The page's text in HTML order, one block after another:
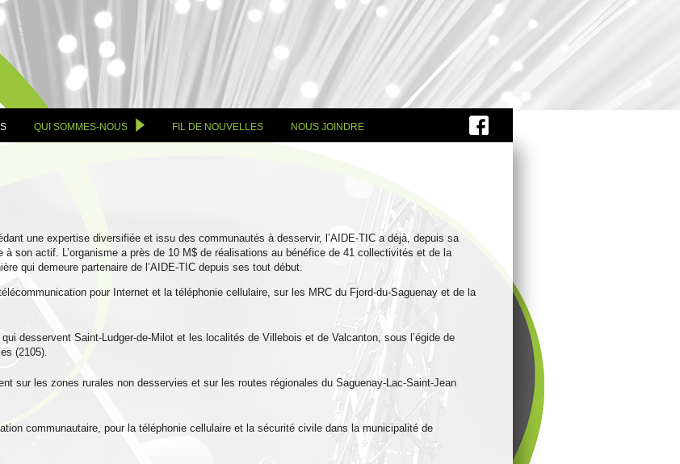
QUI SOMMES-NOUS FIL DE NOUVELLES NOUS JOINDRE
une expertise diversifiée et issu des communautés à desservir, l’AIDE-TIC a déjà, depuis sa
son actif. L’organisme a près de 10 M$ de réalisations au bénéfice de 41 collectivités et de la
qui demeure partenaire de l’AIDE-TIC depuis ses tout début.
pour Internet et la téléphonie cellulaire, sur les MRC du Fjord-du-Saguenay et de la
desservent Saint-Ludger-de-Milot et les localités de Villebois et de Valcanton, sous l’égide de
(2105).
sur les zones rurales non desservies et sur les routes régionales du Saguenay-Lac-Saint-Jean
communautaire, pour la téléphonie cellulaire et la sécurité civile dans la municipalité de